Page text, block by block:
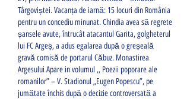
Târgoviștei. Vacanța de iarnă: 15 locuri din România
pentru un concediu minunat. Chindia avea să regrete
șansele avute, întrucât atacantul Garita, golgheterul
lui FC Argeș, a adus egalarea după o greșeală
gravă comisă de portarul Căbuz. Monastirea
Argesului Apare in volumul ,, Poezii poporare ale
romanilor” – V. Stadionul „Eugen Popescu”, pe
jumătate închis după o decizie controversată a